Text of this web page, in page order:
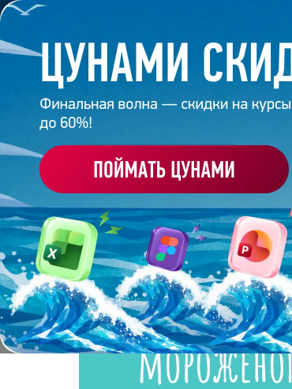
Главная
ПРЕЗЕНТАЦИЯ
Работа
эксперта